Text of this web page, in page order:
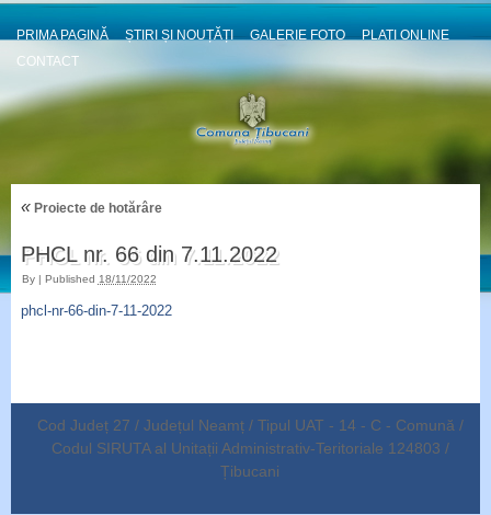
PRIMA PAGINĂ ȘTIRI ȘI NOUȚĂȚI GALERIE FOTO
PLATI ONLINE
CONTACT
«Proiecte de hotărâre
PHCL nr. 66 din 7.11.2022
By | Published 18/11/2022
phcl-nr-66-din-7-11-2022
Cod Județ 27 / Județul Neamț / Tipul UAT - 14 - C - Comună /
Codul SIRUTA al Unitații Administrativ-Teritoriale 124803 /
Țibucani